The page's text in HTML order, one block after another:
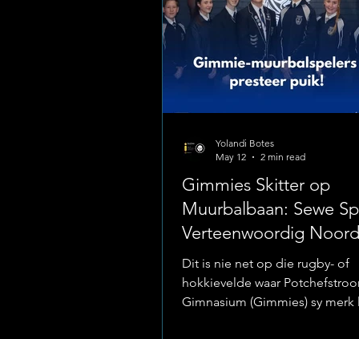
glansproduksie, In Blue. Nico
volgestaan op die g
Gimmies Skitter op
Muurbalbaan: Sewe
Verteenwoordig
Dit is nie net op die rugby- of
hokkievelde waar
Gimnasium (Gimmies) sy merk
Yolandi Botes
May 12
2 min read